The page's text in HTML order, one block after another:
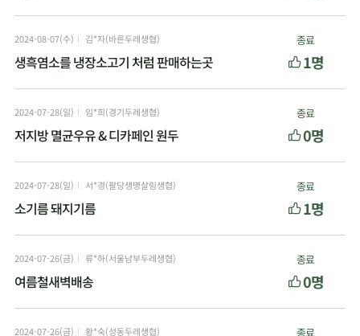
2024-08-07(수) 김*자(바른두레생협)
생흑염소를 냉장소고기 처럼 판매하는곳
종료
1명
2024-07-28(일) 임*희(경기두레생협)
저지방 멸균우유 & 디카페인 원두
종료
0명
2024-07-28(일) 서*경(팔당생명살림생협)
소기름 돼지기름
종료
1명
2024-07-26(금) 류*하(서울남부두레생협)
여름철새벽배송
종료
0명
2024-07-26(금) 황*숙(성동두레생협) 종료